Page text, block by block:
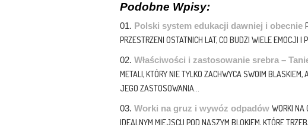
Podobne Wpisy:
Polski system edukacji dawniej i obecnie
PRZESTRZENI OSTATNICH LAT, CO BUDZI WIELE EMOCJI I
Właściwości i zastosowanie srebra –
METALI, KTÓRY NIE TYLKO ZACHWYCA SWOIM
JEGO ZASTOSOWANIA...
Worki na gruz i wywóz odpadów WORKI NA
IDEALNYM MIEJSCU POD NASZYM BLOKIEM, KTÓRE